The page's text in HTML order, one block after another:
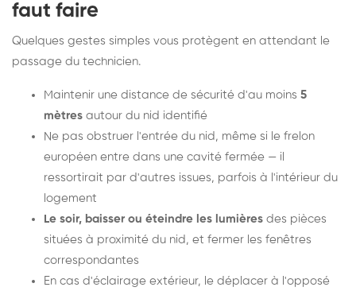
faut faire
Quelques gestes simples vous protègent en attendant le
passage du technicien.
Maintenir une distance de sécurité d'au moins 5
mètres autour du nid identifié
Ne pas obstruer l'entrée du nid, même si le frelon
européen entre dans une cavité fermée — il
ressortirait par d'autres issues, parfois à l'intérieur du
logement
Le soir, baisser ou éteindre les lumières des pièces
situées à proximité du nid, et fermer les fenêtres
correspondantes
En cas d'éclairage extérieur, le déplacer à l'opposé